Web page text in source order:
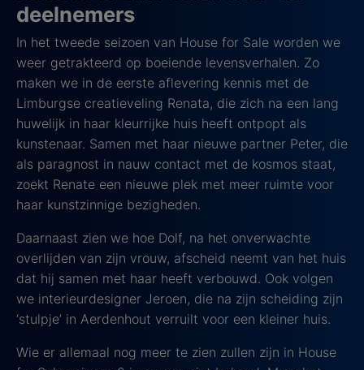
deelnemers
In het tweede seizoen van House for Sale worden we
weer getrakteerd op boeiende levensverhalen. Zo
maken we in de eerste aflevering kennis met de
Limburgse creatieveling Renata, die zich na een lang
huwelijk in haar kleurrijke huis heeft ontpopt als
kunstenaar. Samen met haar nieuwe partner Peter, die
als paragnost in nauw contact met de kosmos staat,
zoekt Renate een nieuwe plek met meer ruimte voor
haar kunstzinnige bezigheden.
Daarnaast zien we hoe Dolf, na het onverwachte
overlijden van zijn vrouw, afscheid neemt van het huis
dat hij samen met haar heeft verbouwd. Ook volgen
we interieurdesigner Jeroen, die na zijn scheiding zijn
‘stulpje’ in Aerdenhout verruilt voor een kleiner huis.
Wie er allemaal nog meer te zien zullen zijn in House